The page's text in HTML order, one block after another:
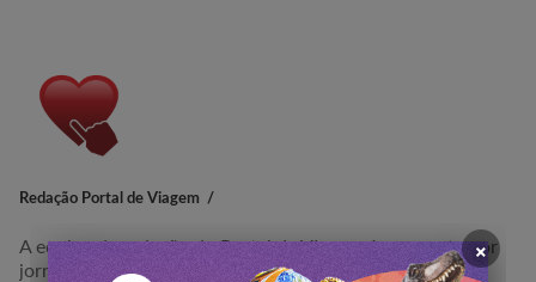
Redação Portal de Viagem
A equipe da redação do Portal de VIagem é composta por
jornalistas e editores altamente especializados,
×